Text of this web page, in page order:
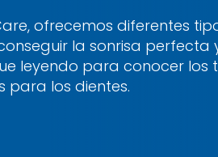
ofrecemos diferentes
la sonrisa perfecta
leyendo para conocer los
para los dientes.